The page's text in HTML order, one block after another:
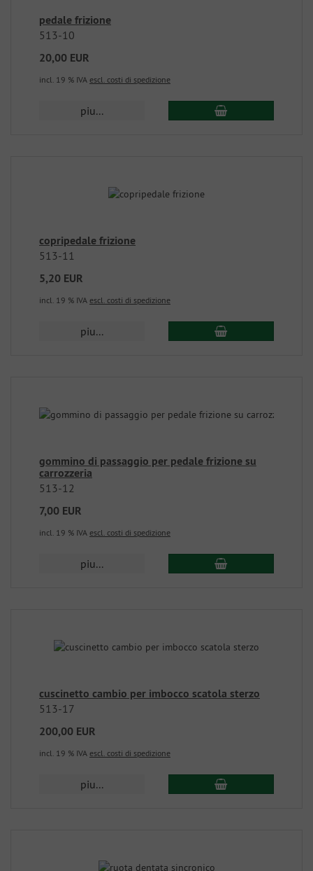
pedale frizione
513-10
20,00 EUR
incl. 19 % IVA escl. costi di spedizione
piu...
copripedale frizione
513-11
5,20 EUR
incl. 19 % IVA escl. costi di spedizione
piu...
gommino di passaggio per pedale frizione su
carrozzeria
513-12
7,00 EUR
incl. 19 % IVA escl. costi di spedizione
piu...
cuscinetto cambio per imbocco scatola sterzo
513-17
200,00 EUR
incl. 19 % IVA escl. costi di spedizione
piu...